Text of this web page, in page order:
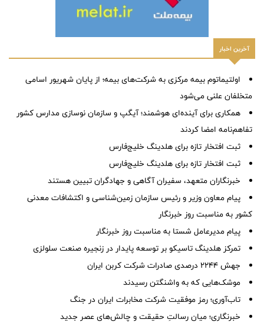
آخرین اخبار
اولتیماتوم بیمه مرکزی به شرکت‌های بیمه؛ از پایان شهریور اسامی
متخلفان علنی می‌شود
همکاری برای آینده‌ای هوشمند؛ آیگپ و سازمان نوسازی مدارس کشور
تفاهم‌نامه امضا کردند
ثبت افتخار تازه برای هلدینگ خلیج‌فارس
ثبت افتخار تازه برای هلدینگ خلیج‌فارس
خبرنگاران متعهد، سفیران آگاهی و جهادگران تبیین هستند
پیام معاون وزیر و رئیس سازمان زمین‌شناسی و اکتشافات معدنی
کشور به مناسبت روز خبرنگار
پیام مدیرعامل شستا به مناسبت روز خبرنگار
تمرکز هلدینگ تاسیکو بر توسعه پایدار در زنجیره صنعت سلولزی
جهش ۲۲۴۴ درصدی صادرات شرکت کربن ایران
موشک‌هایی که به واشنگتن رسیدند
تاب‌آوری؛ رمز موفقیت شرکت مخابرات ایران در جنگ
خبرنگاری؛ میان رسالتِ حقیقت و چالش‌های عصر جدید